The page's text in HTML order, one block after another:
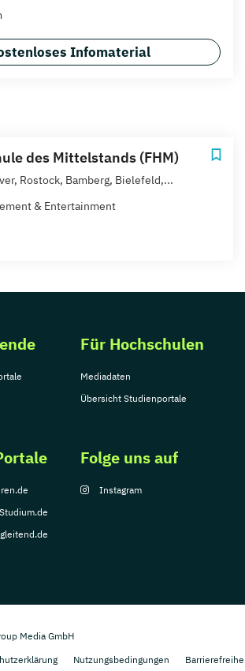
Infomaterial
des Mittelstands (FHM)
Rostock, Bamberg, Bielefeld,...
& Entertainment
Für Hochschulen
Mediadaten
Übersicht Studienportale
Folge uns auf
Instagram
Media GmbH
Nutzungsbedingungen